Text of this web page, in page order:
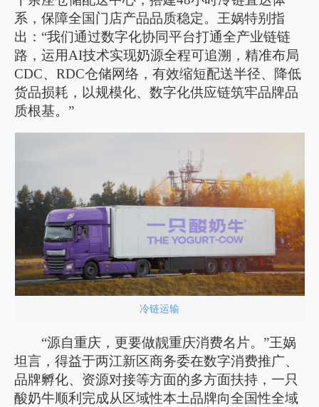
系，保障全国门店产品品质稳定。王娲特别指
出：“我们通过数字化协同平台打通全产业链链
路，运用AI技术实现奶源全程可追溯，精准布局
CDC、RDC仓储网络，有效缩短配送半径、降低
货品损耗，以规模化、数字化供应链筑牢品牌品
质根基。”
冷链运输
“源自重庆，更要做靓重庆消费名片。”王娲
坦言，得益于两江新区商务委在数字消费推广、
品牌孵化、资源对接等方面的多方面扶持，一只
酸奶牛顺利完成从区域性本土品牌向全国性全域